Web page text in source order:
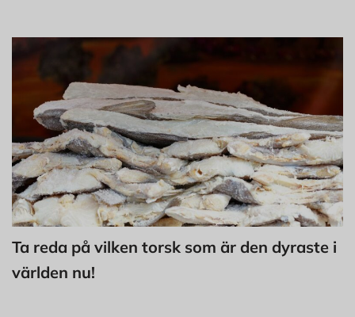
Ta reda på vilken torsk som är den dyraste i
världen nu!